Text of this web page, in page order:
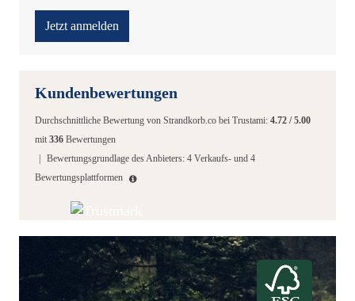
Jetzt anmelden
Kundenbewertungen
Durchschnittliche Bewertung von Strandkorb.co bei Trustami: 4.72 /5.00
mit 336 Bewertungen
Bewertungsgrundlage des Anbieters: 4 Verkaufs- und 4
Bewertungsplattformen